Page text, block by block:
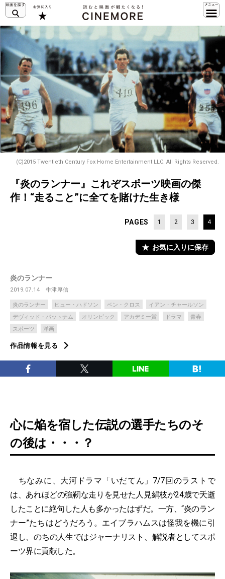
(C)2015 Twentieth Century Fox Home Entertainment LLC. All Rights Reserved.
『炎のランナー』これぞスポーツ映画の傑
作！“走ること”に全てを賭けた生き様
PAGES 1 2 3 4
お気に入りに保存
炎のランナー
2019.07.14 牛津厚信
炎のランナー ヒュー・ハドソン ベン・クロス
イアン・チャールソン
デヴィッド・パットナム
オリンピック アカデミー賞 ドラマ
青春
スポーツ
洋画
作品情報を見る
心に焔を宿した伝説の選手たちのそ
の後は・・・？
ちなみに、大河ドラマ「いだてん」7/7回のラストで
は、あれほどの強靭な走りを見せた人見絹枝が24歳で夭逝
したことに絶句した人も多かったはずだ。一方、“炎のラン
ナー”たちはどうだろう。エイブラハムスは怪我を機に引
退し、のちの人生ではジャーナリスト、解説者としてスポ
ーツ界に貢献した。